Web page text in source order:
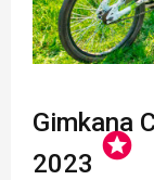
Gimkana
2023
stars